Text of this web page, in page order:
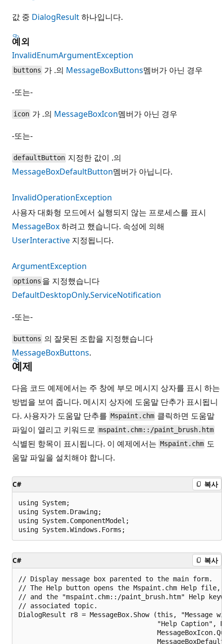
값 중 DialogResult하나입니다.
예외
InvalidEnumArgumentException
buttons 가 .의 MessageBoxButtons멤버가 아닌 경우
-또는-
icon 가 .의 MessageBoxIcon멤버가 아닌 경우
-또는-
defaultButton 지정한 값이 .의
MessageBoxDefaultButton멤버가 아닙니다.
InvalidOperationException
사용자 대화형 모드에서 실행되지 않는 프로세스를 표시
MessageBox하려고 했습니다. 속성에 의해
UserInteractive 지정됩니다.
ArgumentException
options 을 지정했습니다
DefaultDesktopOnly.ServiceNotification
-또는-
buttons 의 잘못된 조합을 지정했습니다
MessageBoxButtons.
예제
다음 코드 예제에서는 주 창에 부모 메시지 상자를 표시 하는
방법을 보여 줍니다. 메시지 상자에 도움말 단추가 표시됩니
다. 사용자가 도움말 단추를 Mspaint.chm 클릭하면 도움말
파일이 열리고 키워드로 mspaint.chm::/paint_brush.htm
식별된 항목이 표시됩니다. 이 예제에서는 Mspaint.chm 도
움말 파일을 설치해야 합니다.
C# 복사
using System;
using System.Drawing;
using System.ComponentModel;
C# 복사
// Display message box parented to the main form.
// The Help button opens the Mspaint.chm Help
// and the "mspaint.chm::/paint_brush.htm" Help
// associated topic.
DialogResult r8 = MessageBox.Show (this,
"Help